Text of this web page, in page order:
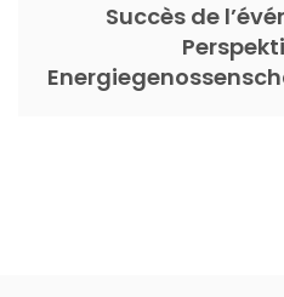
Succès de